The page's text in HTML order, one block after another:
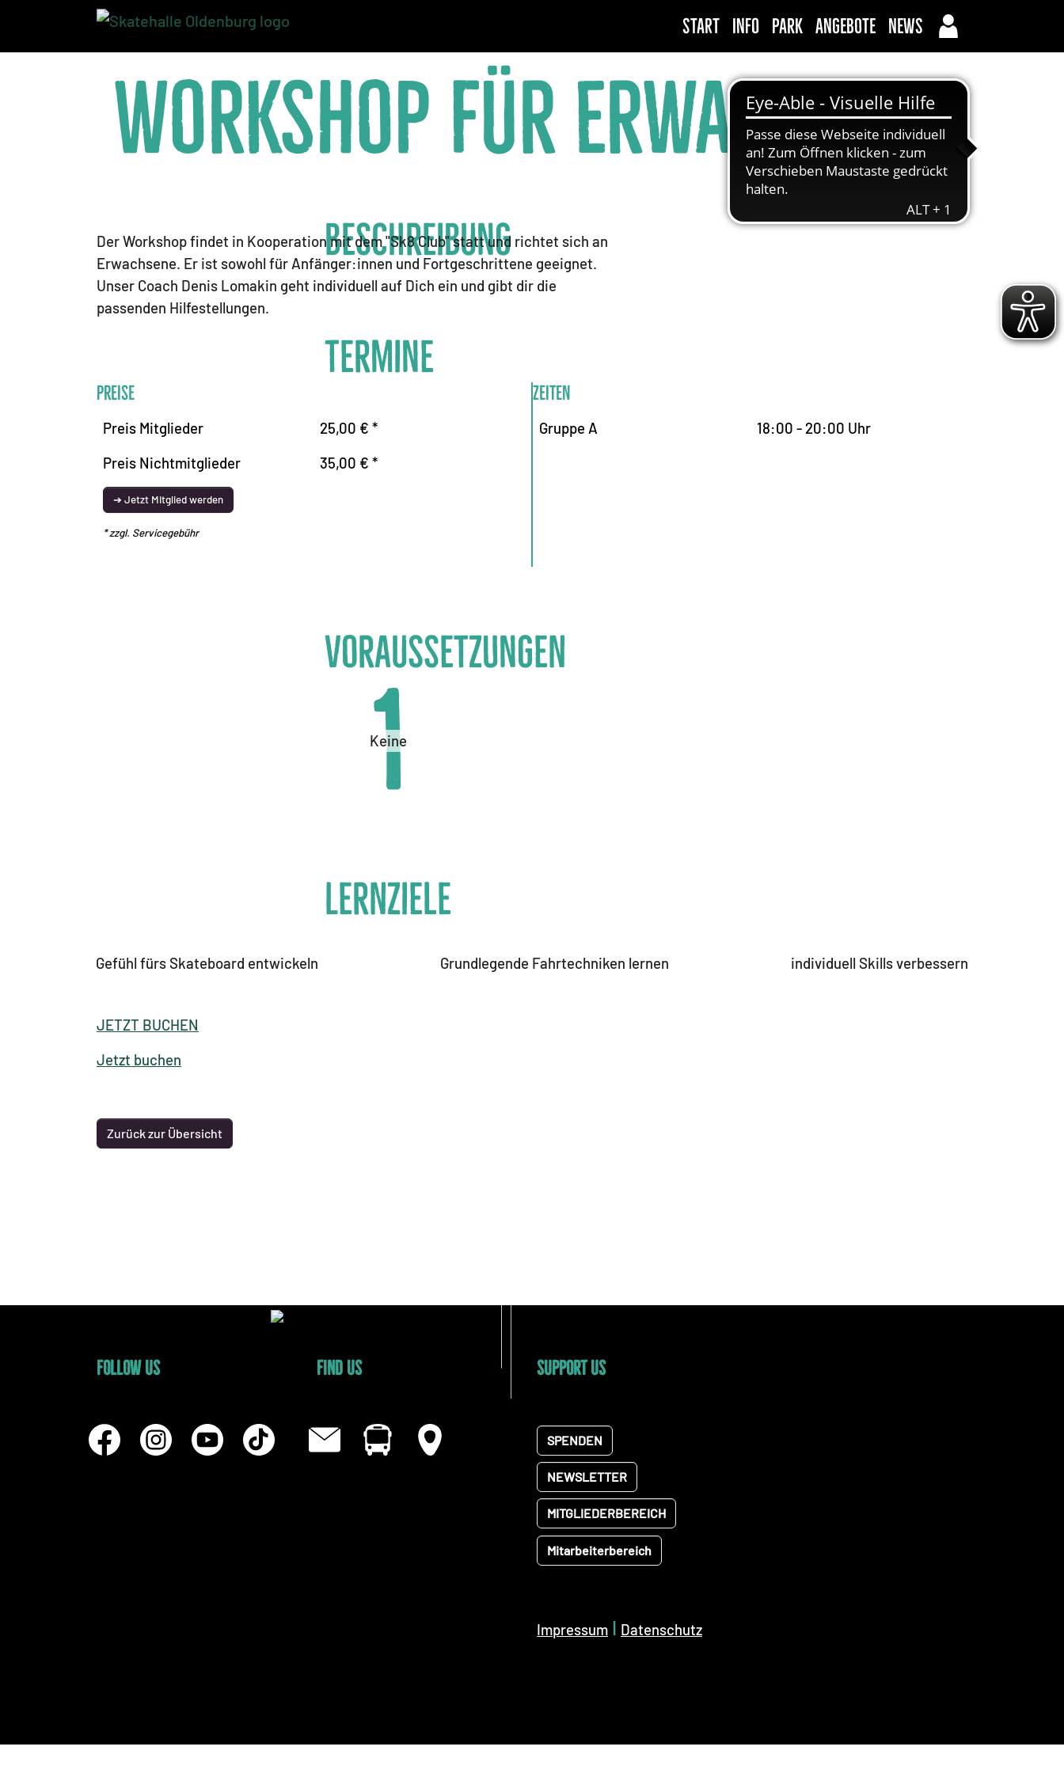
Skip to main navigation
Skip to main content
Skip to page footer
Start Info Park Angebote News
Workshop für Erwachsene
Beschreibung
Der Workshop findet in Kooperation mit dem "Sk8 Club" statt und richtet sich an
Erwachsene. Er ist sowohl für Anfänger:innen und Fortgeschrittene geeignet.
Unser Coach Denis Lomakin geht individuell auf Dich ein und gibt dir die
passenden Hilfestellungen.
Termine
Preise
Preis Mitglieder
25,00 € *
Preis Nichtmitglieder
35,00 € *
➔ Jetzt Mitglied werden
* zzgl. Servicegebühr
Zeiten
Gruppe A 18:00 - 20:00 Uhr
Voraussetzungen
1
Keine
Lernziele
Gefühl fürs Skateboard entwickeln Grundlegende Fahrtechniken lernen individuell Skills verbessern
JETZT BUCHEN
Jetzt buchen
Zurück zur Übersicht
FOLLOW US FIND US SUPPORT US
SPENDEN
NEWSLETTER
MITGLIEDERBEREICH
Mitarbeiterbereich
Impressum | Datenschutz